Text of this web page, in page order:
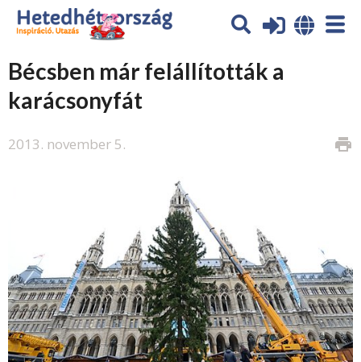
Bécsben már felállították a
karácsonyfát
2013. november 5. print